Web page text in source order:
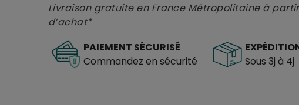
Livraison gratuite en France Métropolitaine à
d’achat*
PAIEMENT SÉCURISÉ
Commandez en sécurité
Sous 3j à 4j